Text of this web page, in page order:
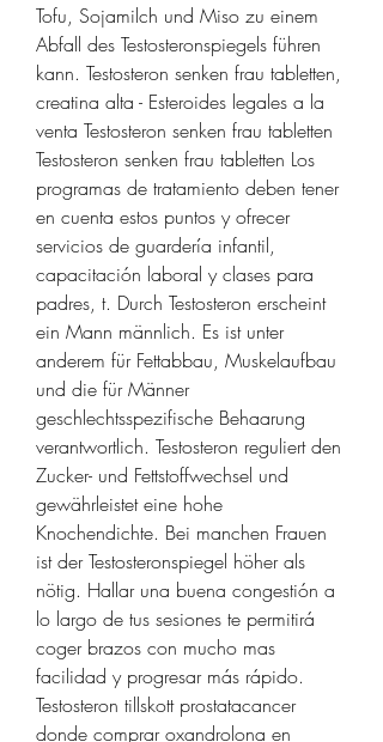
Tofu, Sojamilch und Miso zu einem
Abfall des Testosteronspiegels führen
kann. Testosteron senken frau tabletten,
creatina alta - Esteroides legales a la
venta Testosteron senken frau tabletten
Testosteron senken frau tabletten Los
programas de tratamiento deben tener
en cuenta estos puntos y ofrecer
servicios de guardería infantil,
capacitación laboral y clases para
padres, t. Durch Testosteron erscheint
ein Mann männlich. Es ist unter
anderem für Fettabbau, Muskelaufbau
und die für Männer
geschlechtsspezifische Behaarung
verantwortlich. Testosteron reguliert den
Zucker- und Fettstoffwechsel und
gewährleistet eine hohe
Knochendichte. Bei manchen Frauen
ist der Testosteronspiegel höher als
nötig. Hallar una buena congestión a
lo largo de tus sesiones te permitirá
coger brazos con mucho mas
facilidad y progresar más rápido.
Testosteron tillskott prostatacancer
donde comprar oxandrolona en